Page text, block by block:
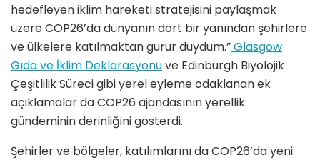
hedefleyen iklim hareketi stratejisini paylaşmak
üzere COP26’da dünyanın dört bir yanından şehirlere
ve ülkelere katılmaktan gurur duydum.”Glasgow
Gıda ve İklim Deklarasyonuve Edinburgh Biyolojik
Çeşitlilik Süreci gibi yerel eyleme odaklanan ek
açıklamalar da COP26 ajandasının yerellik
gündeminin derinliğini gösterdi.
Şehirler ve bölgeler, katılımlarını da COP26’da yeni